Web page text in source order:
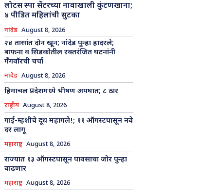
लोटस स्पा सेंटरच्या नावाखाली कुंटणखाना;
४ पीडित महिलांची सुटका
नांदेड August 8, 2026
२४ तासांत दोन खून; नांदेड पुन्हा हादरले;
बाफना व सिडकोतील रक्तरंजित घटनांनी
गँगवॉरची चर्चा
नांदेड August 8, 2026
हिमाचल प्रदेशमध्ये भीषण अपघात; ८ ठार
राष्ट्रीय August 8, 2026
गाई-म्हशीचे दूध महागले!; ११ ऑगस्टपासून नवे
दर लागू
महाराष्ट्र August 8, 2026
राज्यात १३ ऑगस्टपासून पावसाचा जोर पुन्हा
वाढणार
महाराष्ट्र August 8, 2026